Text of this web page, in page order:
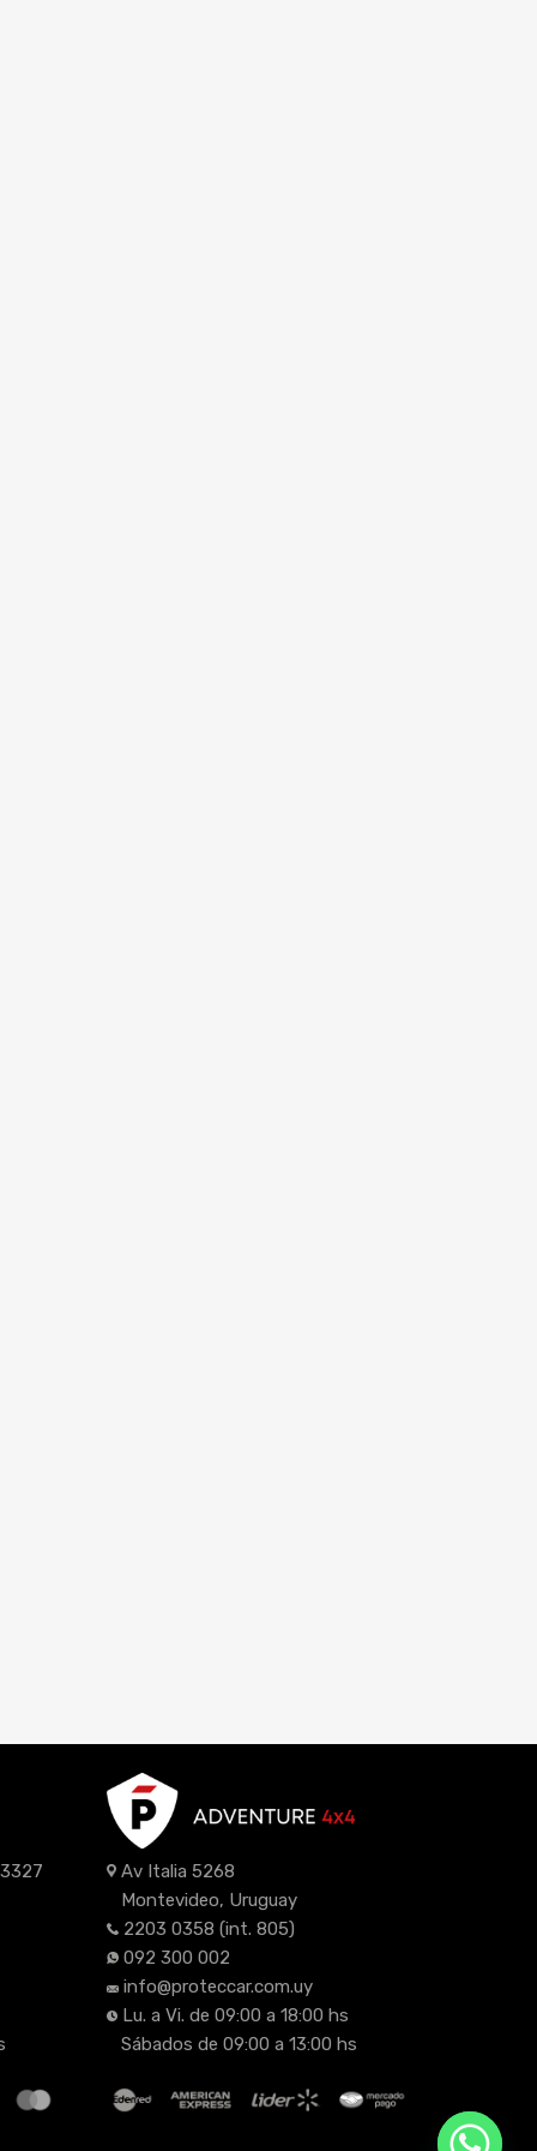
Av Italia 5268
Montevideo, Uruguay
2203 0358 (int. 805)
092 300 002
info@proteccar.com.uy
Lu. a Vi. de 09:00 a 18:00 hs
Sábados de 09:00 a 13:00 hs